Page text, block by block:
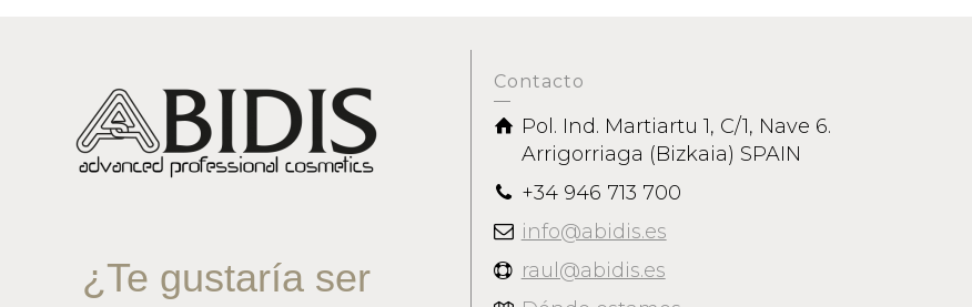
¿Te gustaría ser
Contacto
Pol. Ind. Martiartu 1, C/1, Nave 6.
Arrigorriaga (Bizkaia) SPAIN
+34 946 713 700
info@abidis.es
raul@abidis.es